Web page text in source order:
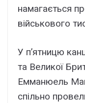
намагається
військового
У п’ятницю
та Великої
Емманюель
спільно